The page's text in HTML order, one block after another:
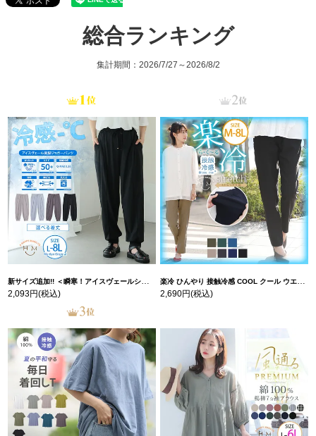
総合ランキング
集計期間：2026/7/27～2026/8/2
新サイズ追加!! ＜瞬寒！アイスヴェールシリーズ＞ 美脚 ジョガーパンツ 【ウェストゴム】 【ストレッチ】 | 大きいサイズの通販ならハッピーマリリン
2,093円(税込)
楽冷 ひんやり 接触冷感 COOL クール ウエストゴム 楽ちん ストレッチ 美脚 レギパン 【ストレッチ】 | 大きいサイズの通販ならハッピーマリリン
2,690円(税込)